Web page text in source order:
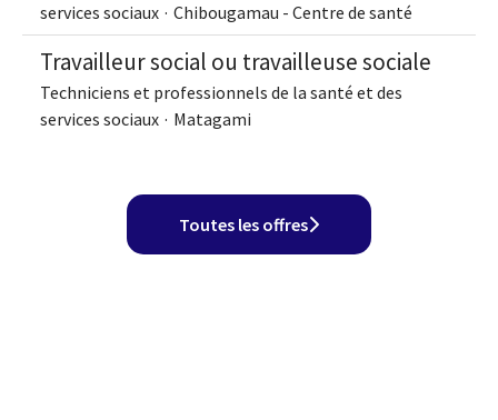
services sociaux · Chibougamau - Centre de santé
Travailleur social ou travailleuse sociale
Techniciens et professionnels de la santé et des
services sociaux · Matagami
Toutes les offres